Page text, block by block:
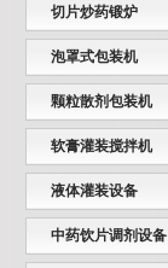
切片炒药锻炉
泡罩式包装机
颗粒散剂包装机
软膏灌装搅拌机
液体灌装设备
中药饮片调剂设备